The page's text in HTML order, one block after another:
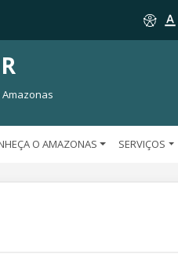
O AMAZONAS SERVIÇOS